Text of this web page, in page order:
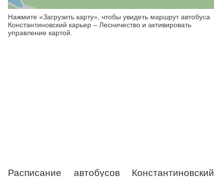
Нажмите «Загрузить карту», чтобы увидеть маршрут автобуса
Константиновский карьер – Лесничество и активировать
управление картой.
Расписание автобусов Константиновский